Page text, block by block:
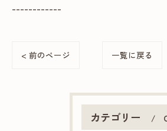
------------
< 前のページ 一覧に戻る
カテゴリー